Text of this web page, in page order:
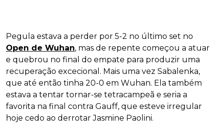
Pegula estava a perder por 5-2 no último set no
Open de Wuhan, mas de repente começou a atuar
e quebrou no final do empate para produzir uma
recuperação excecional. Mais uma vez Sabalenka,
que até então tinha 20-0 em Wuhan. Ela também
estava a tentar tornar-se tetracampeã e seria a
favorita na final contra Gauff, que esteve irregular
hoje cedo ao derrotar Jasmine Paolini.